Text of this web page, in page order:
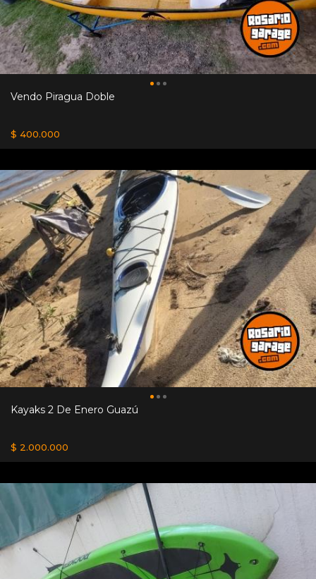
Vendo Piragua Doble
$ 400.000
Kayaks 2 De Enero Guazú
$ 2.000.000